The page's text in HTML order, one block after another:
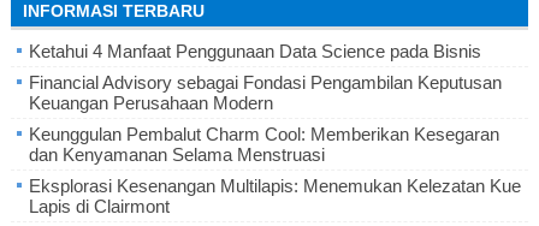
INFORMASI TERBARU
Ketahui 4 Manfaat Penggunaan Data Science pada Bisnis
Financial Advisory sebagai Fondasi Pengambilan Keputusan
Keuangan Perusahaan Modern
Keunggulan Pembalut Charm Cool: Memberikan Kesegaran
dan Kenyamanan Selama Menstruasi
Eksplorasi Kesenangan Multilapis: Menemukan Kelezatan Kue
Lapis di Clairmont